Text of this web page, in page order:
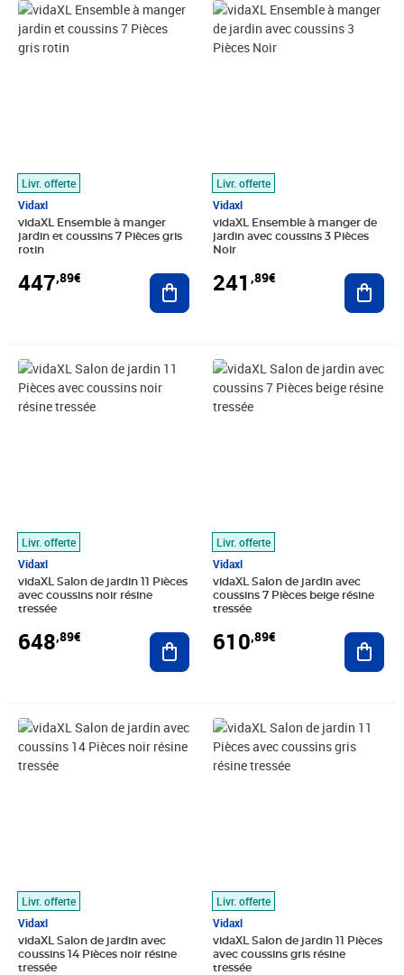
Livr. offerte
Vidaxl
vidaXL Ensemble à manger
jardin et coussins 7 Pièces gris
rotin
447,89€
Prix 447,89€
Ajouter au panier
Livr. offerte
Vidaxl
vidaXL Ensemble à manger de
jardin avec coussins 3 Pièces
Noir
241 ,89€
Prix 241,89€
Livr. offerte
Vidaxl
vidaXL Salon de jardin 11 Pièces
avec coussins noir résine
tressée
648,89€
Prix 648,89€
Ajouter au panier
Livr. offerte
Vidaxl
vidaXL Salon de jardin avec
coussins 7 Pièces beige résine
tressée
610,89€
Prix 610,89€
Livr. offerte
Vidaxl
vidaXL Salon de jardin avec
coussins 14 Pièces noir résine
tressée
Prix 979,89€
Livr. offerte
Vidaxl
vidaXL Salon de jardin 11 Pièces
avec coussins gris résine
tressée
Prix barré 764,99€
Prix 682,89€